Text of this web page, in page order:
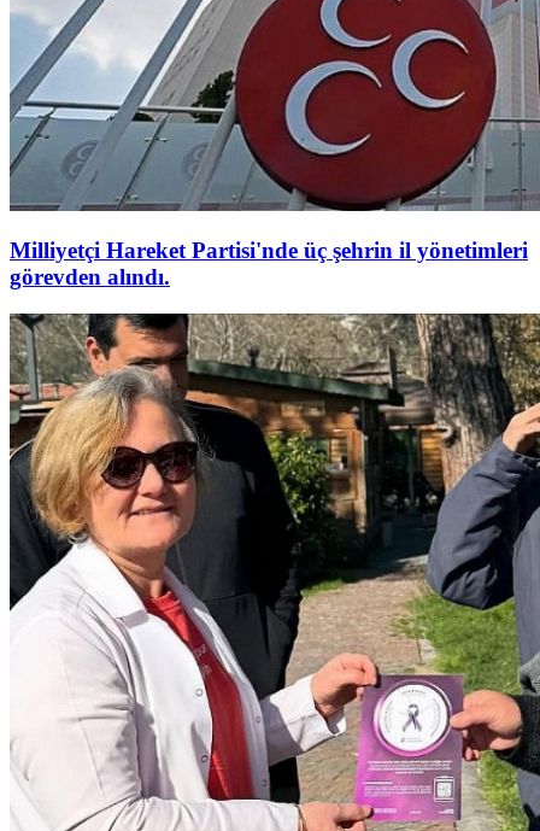
Milliyetçi Hareket Partisi'nde üç şehrin il yönetimleri
görevden alındı.